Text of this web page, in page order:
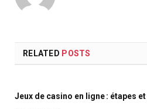
RELATED POSTS
Jeux de casino en ligne : étapes